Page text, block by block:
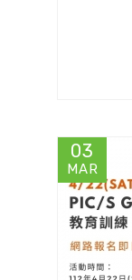
03
MAR